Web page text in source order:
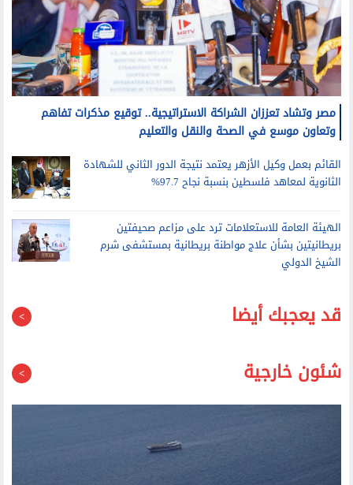
مصر وتشاد تعززان الشراكة الاستراتيجية.. توقيع مذكرات تفاهم
وتعاون موسع في الصحة والنقل والتعليم
القائم بعمل وكيل الأزهر يعتمد نتيجة الدور الثاني للشهادة
الثانوية لمعاهد فلسطين بنسبة نجاح 97.7%
الهيئة العامة للاستعلامات ترد على مزاعم صحيفتين
بريطانيتين بشأن علاج مواطنة بريطانية بمستشفى شرم
الشيخ الدولي
قد يعجبك أيضا
شئون خارجية